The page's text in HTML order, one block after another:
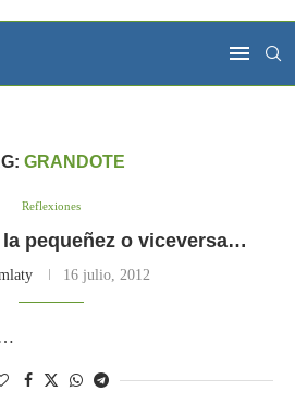
GRANDOTE
Reflexiones
la pequeñez o viceversa…
16 julio, 2012